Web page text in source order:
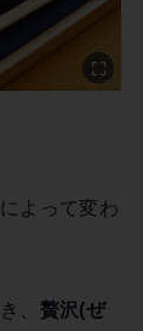
よって変わ
、 贅沢(ぜ